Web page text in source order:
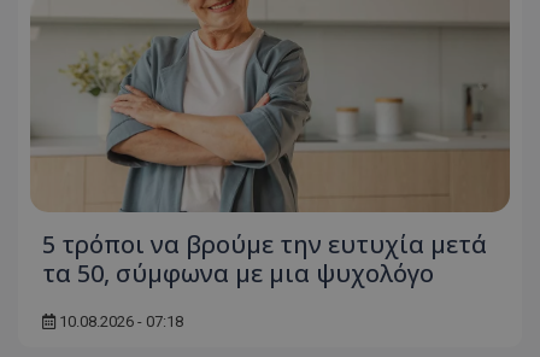
5 τρόποι να βρούμε την ευτυχία μετά
τα 50, σύμφωνα με μια ψυχολόγο
10.08.2026 - 07:18